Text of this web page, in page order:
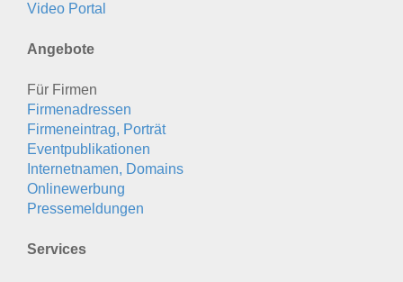
Video Portal
Angebote
Für Firmen
Firmenadressen
Firmeneintrag, Porträt
Eventpublikationen
Internetnamen, Domains
Onlinewerbung
Pressemeldungen
Services